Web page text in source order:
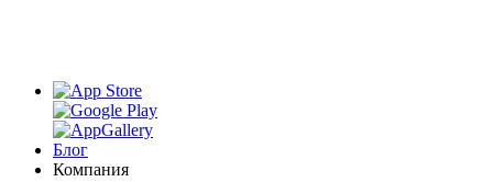
Блог
Компания